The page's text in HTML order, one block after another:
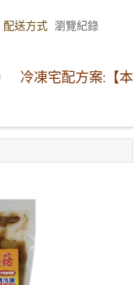
配送方式 瀏覽紀錄
宅配方案:【本島地